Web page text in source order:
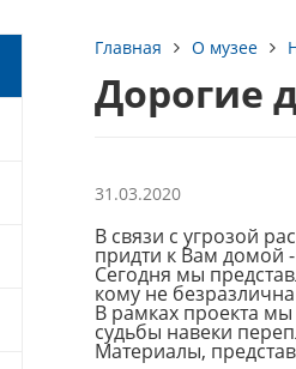
Главная О музее
Дорогие
31.03.2020
В связи с угрозой
придти к Вам домой
Сегодня мы
кому не
В рамках проекта
судьбы навеки
Материалы,